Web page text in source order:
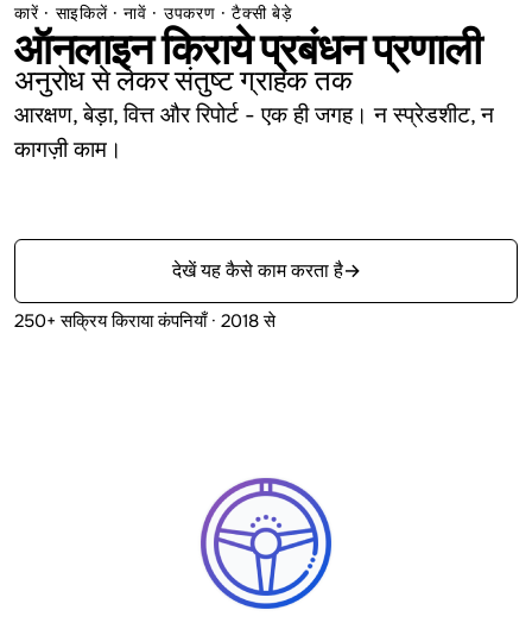
कारें · साइकिलें · नावें · उपकरण · टैक्सी बेड़े
ऑनलाइन किराये प्रबंधन प्रणाली
अनुरोध से लेकर संतुष्ट ग्राहक तक
आरक्षण, बेड़ा, वित्त और रिपोर्ट - एक ही जगह। न स्प्रेडशीट, न
कागज़ी काम।
देखें यह कैसे काम करता है→
250+ सक्रिय किराया कंपनियाँ · 2018 से